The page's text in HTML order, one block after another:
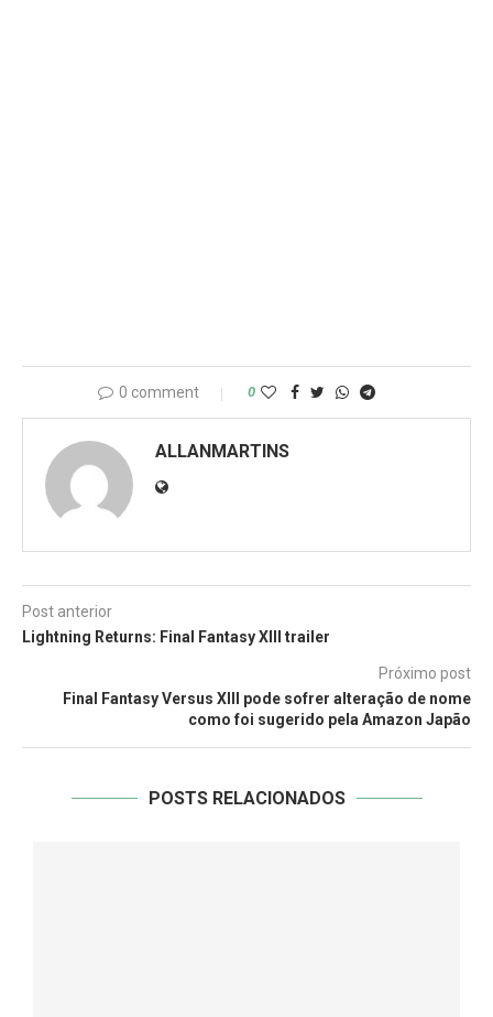
0 comment 0
ALLANMARTINS
Post anterior
Lightning Returns: Final Fantasy XIII trailer
Próximo post
Final Fantasy Versus XIII pode sofrer alteração de nome
como foi sugerido pela Amazon Japão
POSTS RELACIONADOS